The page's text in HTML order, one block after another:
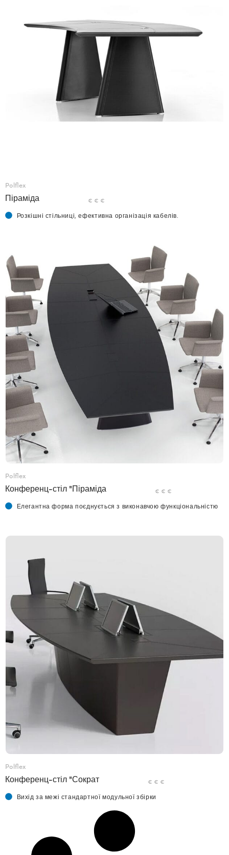
Polflex
Піраміда € € €
Розкішні стільниці, ефективна організація кабелів.
Polflex
Конференц-стіл "Піраміда € € €
Елегантна форма поєднується з виконавчою функціональністю
Polflex
Конференц-стіл "Сократ € € €
Вихід за межі стандартної модульної збірки